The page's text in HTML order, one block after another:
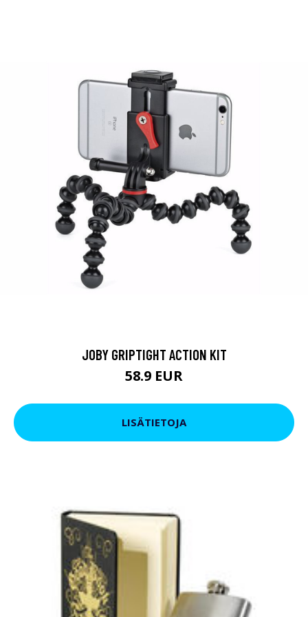
JOBY GRIPTIGHT ACTION KIT
58.9 EUR
LISÄTIETOJA